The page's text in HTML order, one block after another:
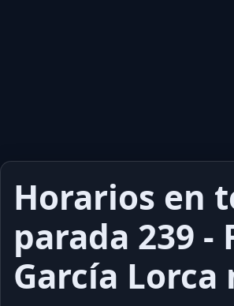
Horarios en
parada 239 -
García Lorca